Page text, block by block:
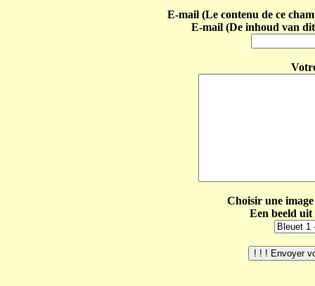
E-mail (Le contenu de ce
E-mail (De inhoud van
Choisir une
Een beeld